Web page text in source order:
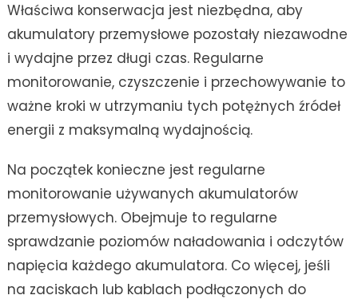
Właściwa konserwacja jest niezbędna, aby
akumulatory przemysłowe pozostały niezawodne
i wydajne przez długi czas. Regularne
monitorowanie, czyszczenie i przechowywanie to
ważne kroki w utrzymaniu tych potężnych źródeł
energii z maksymalną wydajnością.
Na początek konieczne jest regularne
monitorowanie używanych akumulatorów
przemysłowych. Obejmuje to regularne
sprawdzanie poziomów naładowania i odczytów
napięcia każdego akumulatora. Co więcej, jeśli
na zaciskach lub kablach podłączonych do